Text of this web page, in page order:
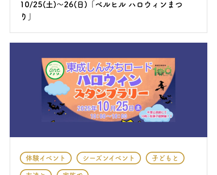
10/25(土)〜26(日)「ベルヒル ハロウィンまつ
り」
体験イベント シーズンイベント 子どもと